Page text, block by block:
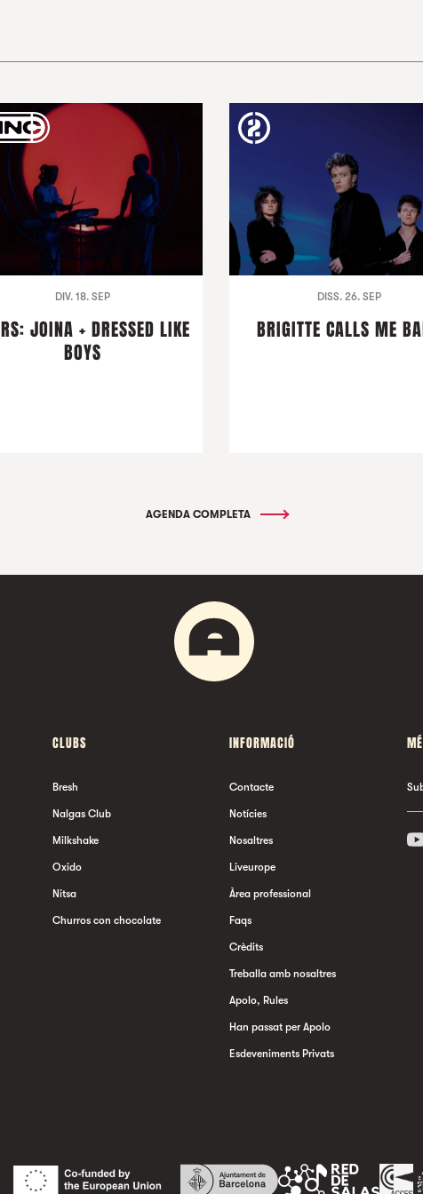
DIV. 18. SEP
JOINA + DRESSED LIKE
BOYS
DISS. 26. SEP
BRIGITTE CALLS ME
AGENDA COMPLETA
CLUBS
Bresh
Nalgas Club
Milkshake
Oxido
Nitsa
Churros con chocolate
INFORMACIÓ
Contacte
Notícies
Nosaltres
Liveurope
Àrea professional
Faqs
Crèdits
Treballa amb nosaltres
Apolo, Rules
Han passat per Apolo
Esdeveniments Privats